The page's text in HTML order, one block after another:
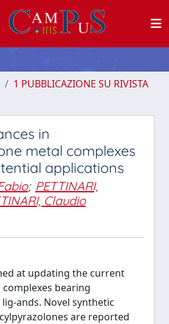
1 PUBBLICAZIONE SU RIVISTA
in
metal complexes
applications
; PETTINARI,
Claudio
at updating the current
bearing
ands. Novel synthetic
are reported